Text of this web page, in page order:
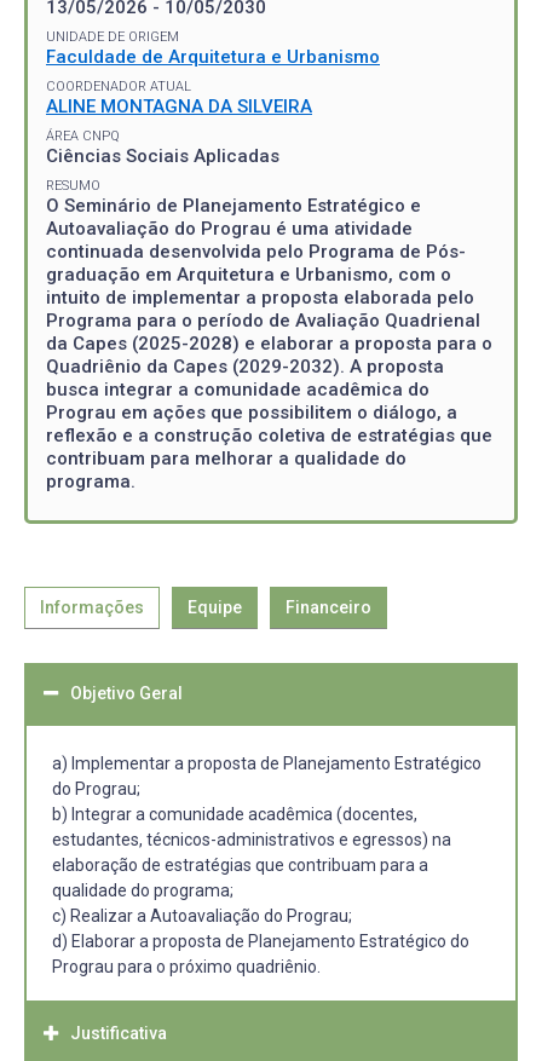
13/05/2026 - 10/05/2030
UNIDADE DE ORIGEM
Faculdade de Arquitetura e Urbanismo
COORDENADOR ATUAL
ALINE MONTAGNA DA SILVEIRA
ÁREA CNPQ
Ciências Sociais Aplicadas
RESUMO
O Seminário de Planejamento Estratégico e
Autoavaliação do Prograu é uma atividade
continuada desenvolvida pelo Programa de Pós-
graduação em Arquitetura e Urbanismo, com o
intuito de implementar a proposta elaborada pelo
Programa para o período de Avaliação Quadrienal
da Capes (2025-2028) e elaborar a proposta para o
Quadriênio da Capes (2029-2032). A proposta
busca integrar a comunidade acadêmica do
Prograu em ações que possibilitem o diálogo, a
reflexão e a construção coletiva de estratégias que
contribuam para melhorar a qualidade do
programa.
Informações Equipe Financeiro
Objetivo Geral
a) Implementar a proposta de Planejamento Estratégico
do Prograu;
b) Integrar a comunidade acadêmica (docentes,
estudantes, técnicos-administrativos e egressos) na
elaboração de estratégias que contribuam para a
qualidade do programa;
c) Realizar a Autoavaliação do Prograu;
d) Elaborar a proposta de Planejamento Estratégico do
Prograu para o próximo quadriênio.
Justificativa